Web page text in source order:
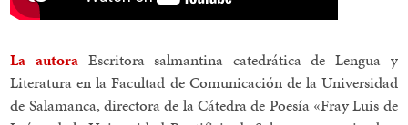
La autora Escritora salmantina catedrática de Lengua y
Literatura en la Facultad de Comunicación de la Universidad
de Salamanca, directora de la Cátedra de Poesía «Fray Luis de